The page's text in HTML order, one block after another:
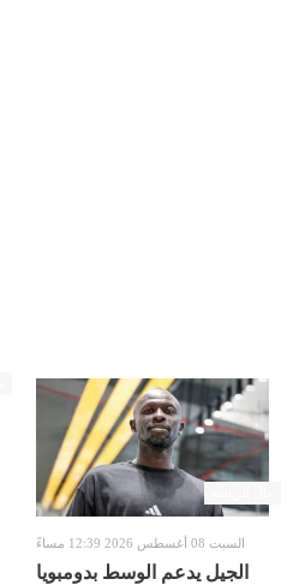
السبت 08 أغسطس 2026 12:39 مساءً
الجيل يدعم الوسط بدومبويا